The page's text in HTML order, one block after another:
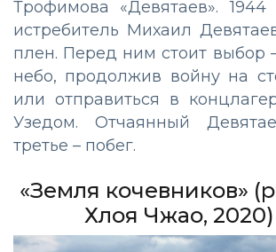
Трофимова «Девятаев». 1944
истребитель Михаил
плен. Перед ним стоит выбор
небо, продолжив войну на
или отправиться в
Узедом. Отчаянный
третье – побег.
«Земля кочевников»
Хлоя Чжао, 2020)